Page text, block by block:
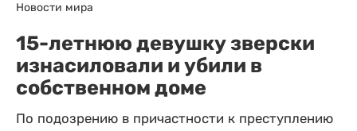
Новости мира
15-летнюю девушку зверски
изнасиловали и убили в
собственном доме
По подозрению в причастности к преступлению